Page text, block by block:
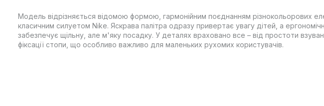
Модель відрізняється відомою формою, гармонійним поєднанням різнокольорових
класичним силуетом Nike. Яскрава палітра одразу привертає увагу дітей, а
забезпечує щільну, але м'яку посадку. У деталях враховано все – від простоти
фіксації стопи, що особливо важливо для маленьких рухомих користувачів.